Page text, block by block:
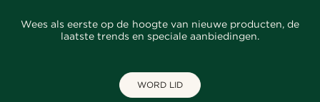
Wees als eerste op de hoogte van nieuwe producten, de
laatste trends en speciale aanbiedingen.
WORD LID